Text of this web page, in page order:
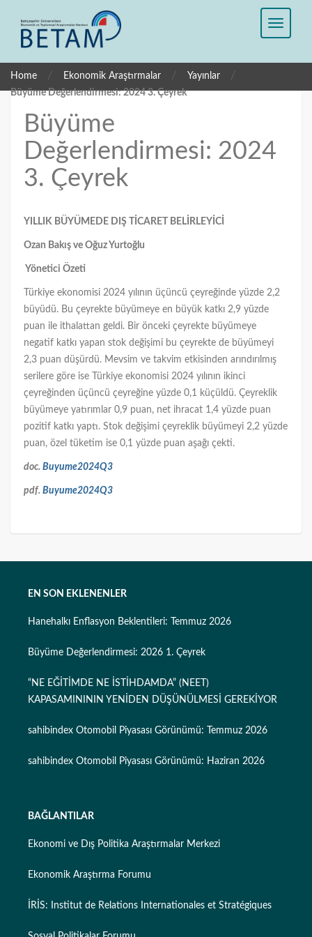
Home / Ekonomik Araştırmalar / Yayınlar /
Büyüme Değerlendirmesi: 2024 3. Çeyrek
Büyüme
Değerlendirmesi: 2024
3. Çeyrek
YILLIK BÜYÜMEDE DIŞ TİCARET BELİRLEYİCİ
Ozan Bakış ve Oğuz Yurtoğlu
Yönetici Özeti
Türkiye ekonomisi 2024 yılının üçüncü çeyreğinde yüzde 2,2
büyüdü. Bu çeyrekte büyümeye en büyük katkı 2,9 yüzde
puan ile ithalattan geldi. Bir önceki çeyrekte büyümeye
negatif katkı yapan stok değişimi bu çeyrekte de büyümeyi
2,3 puan düşürdü. Mevsim ve takvim etkisinden arındırılmış
serilere göre ise Türkiye ekonomisi 2024 yılının ikinci
çeyreğinden üçüncü çeyreğine yüzde 0,1 küçüldü. Çeyreklik
büyümeye yatırımlar 0,9 puan, net ihracat 1,4 yüzde puan
pozitif katkı yaptı. Stok değişimi çeyreklik büyümeyi 2,2 yüzde
puan, özel tüketim ise 0,1 yüzde puan aşağı çekti.
doc. Buyume2024Q3
pdf. Buyume2024Q3
EN SON EKLENENLER
Hanehalkı Enflasyon Beklentileri: Temmuz 2026
Büyüme Değerlendirmesi: 2026 1. Çeyrek
“NE EĞİTİMDE NE İSTİHDAMDA” (NEET)
KAPASAMINININ YENİDEN DÜŞÜNÜLMESİ GEREKİYOR
sahibindex Otomobil Piyasası Görünümü: Temmuz 2026
sahibindex Otomobil Piyasası Görünümü: Haziran 2026
BAĞLANTILAR
Ekonomi ve Dış Politika Araştırmalar Merkezi
Ekonomik Araştırma Forumu
İRİS: Institut de Relations Internationales et Stratégiques